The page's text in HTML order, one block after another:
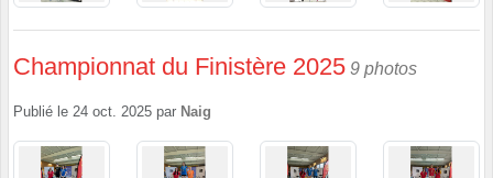
Championnat du Finistère 2025 9 photos
Publié le 24 oct. 2025 par Naig